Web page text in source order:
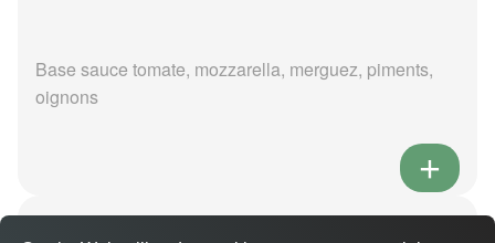
Base sauce tomate, mozzarella, merguez, piments,
oignons